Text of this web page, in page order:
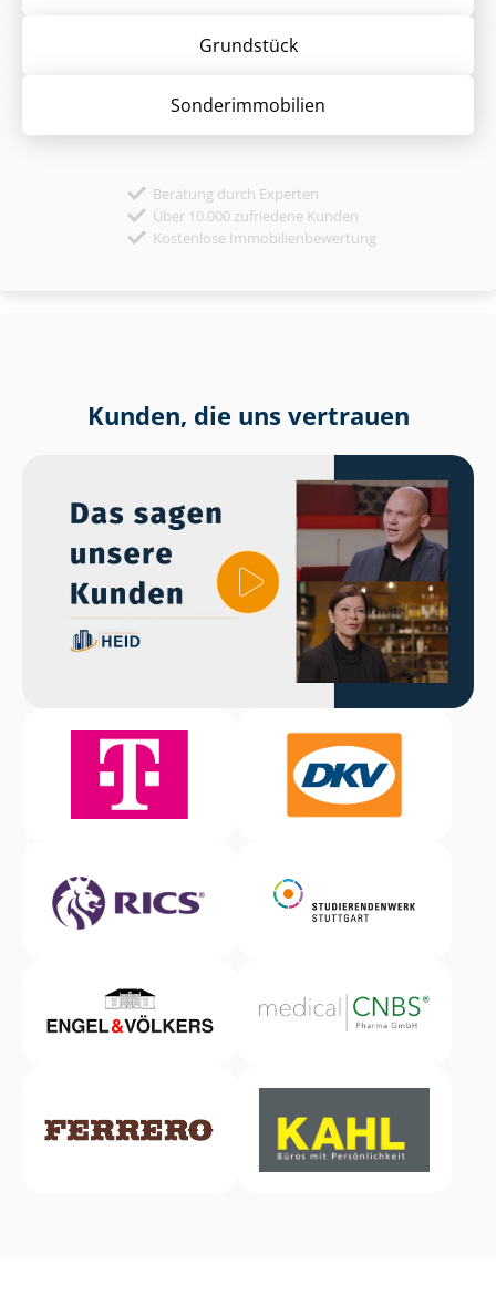
Grund­stück
Sonder­immobilien
Beratung durch Experten
Über 10.000 zufriedene Kunden
Kostenlose Immobilienbewertung
Kunden, die uns vertrauen